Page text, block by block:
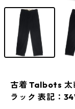
古着 Talbots 太
ラック 表記：